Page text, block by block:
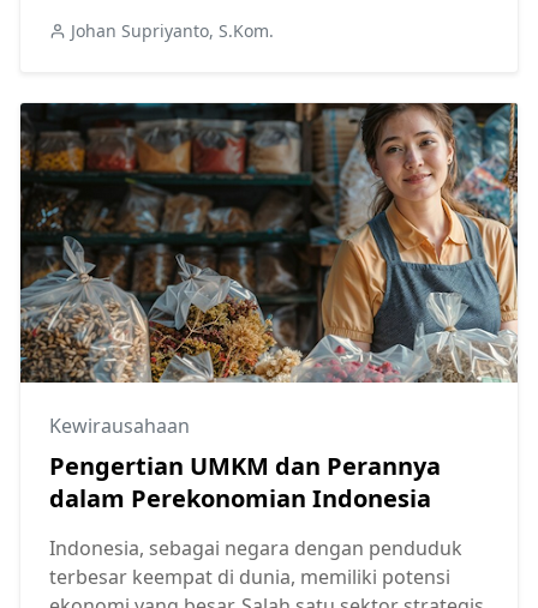
Johan Supriyanto, S.Kom.
Kewirausahaan
Pengertian UMKM dan Perannya
dalam Perekonomian Indonesia
Indonesia, sebagai negara dengan penduduk
terbesar keempat di dunia, memiliki potensi